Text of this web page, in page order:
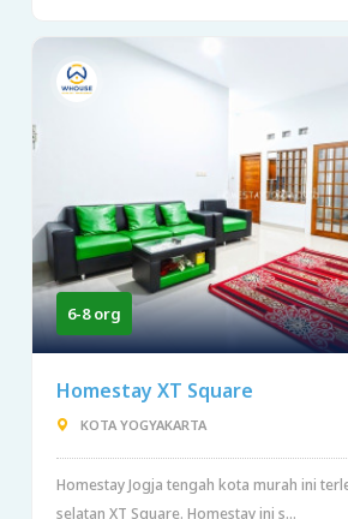
6-8 org
Homestay XT Square
KOTA YOGYAKARTA
Homestay Jogja tengah kota murah ini
selatan XT Square. Homestay ini s...